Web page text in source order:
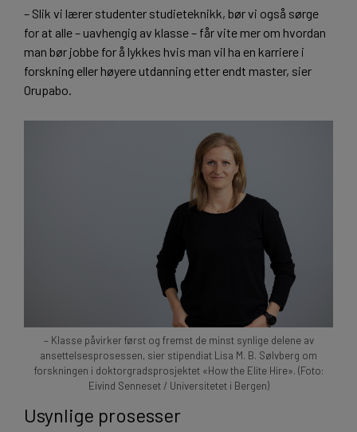
– Slik vi lærer studenter studieteknikk, bør vi også sørge
for at alle – uavhengig av klasse – får vite mer om hvordan
man bør jobbe for å lykkes hvis man vil ha en karriere i
forskning eller høyere utdanning etter endt master, sier
Orupabo.
– Klasse påvirker først og fremst de minst synlige delene av
ansettelsesprosessen, sier stipendiat Lisa M. B. Sølvberg om
forskningen i doktorgradsprosjektet «How the Elite Hire». (Foto:
Eivind Senneset / Universitetet i Bergen)
Usynlige prosesser